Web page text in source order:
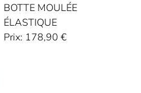
BOTTE MOULÉE
ÉLASTIQUE
Prix: 178,90 €